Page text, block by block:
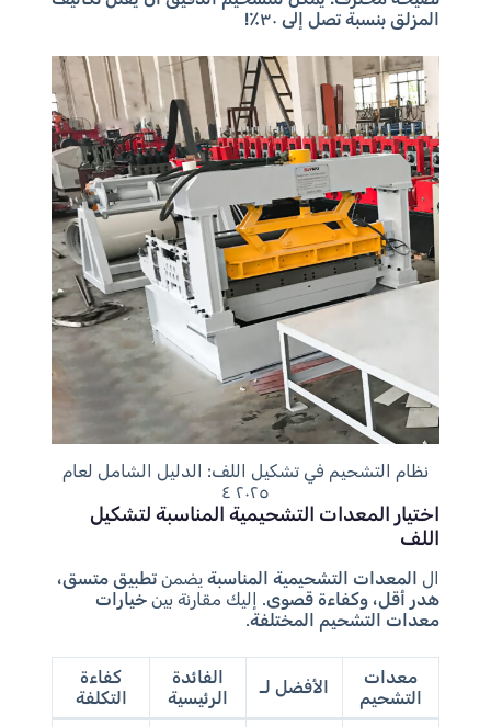
المزلق بنسبة تصل إلى ٣٠٪!
نظام التشحيم في تشكيل اللف: الدليل الشامل لعام
٢٠٢٥ ٤
اختيار المعدات التشحيمية المناسبة لتشكيل
اللف
ال المعدات التشحيمية المناسبةيضمن تطبيق متسق،
هدر أقل، وكفاءة قصوى. إليك مقارنة بين خيارات
معدات التشحيم المختلفة.
معدات
التشحيم
الأفضل لـ
الفائدة
الرئيسية
كفاءة
التكلفة